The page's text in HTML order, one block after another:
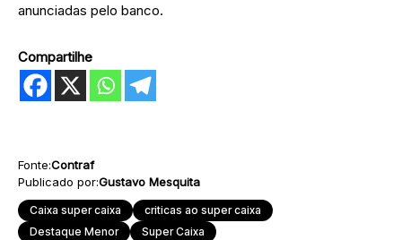
anunciadas pelo banco.
Compartilhe
Fonte:Contraf
Publicado por:Gustavo Mesquita
Caixa super caixa
criticas ao super caixa
Destaque Menor
Super Caixa